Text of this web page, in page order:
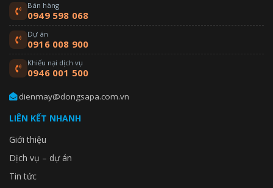
Bán hàng
0949 598 068
Dự án
0916 008 900
Khiếu nại dịch vụ
0946 001 500
dienmay@dongsapa.com.vn
LIÊN KẾT NHANH
Giới thiệu
Dịch vụ – dự án
Tin tức